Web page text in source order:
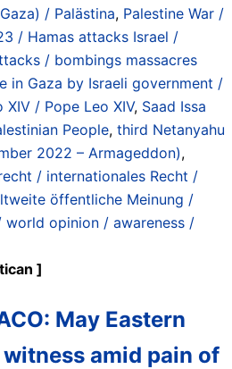
/ Palästina, Palestine War /
/ Hamas attacks Israel /
/ bombings massacres
in Gaza by Israeli government /
XIV / Pope Leo XIV, Saad Issa
People, third Netanyahu
2022 – Armageddon),
/ internationales Recht /
öffentliche Meinung /
world opinion / awareness /
]
May Eastern
amid pain of